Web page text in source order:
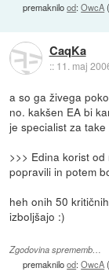
premaknilood:OwcA(
CaqKa
:: 11. maj
a so ga živega
no. kakšen EA bi
je specialist za
>>> Edina korist
popravili in potem
heh onih 50
izboljšajo :)
Zgodovina sprememb…
premaknilood:OwcA(